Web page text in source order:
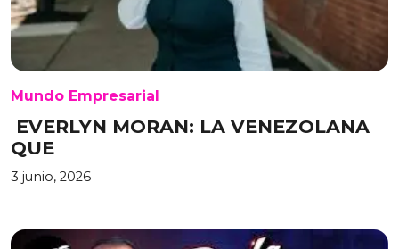
Mundo Empresarial
EVERLYN MORAN: LA VENEZOLANA
QUE
3 junio, 2026